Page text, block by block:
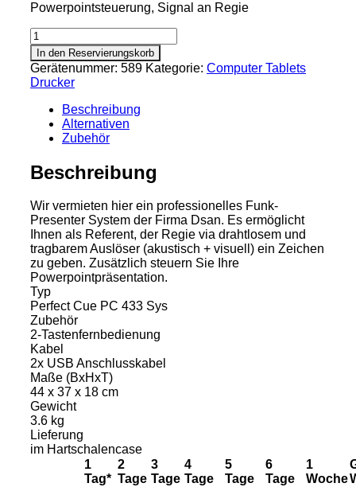
Powerpointsteuerung, Signal an Regie
Funk-
Presenter
System
Perfect
Cue
433
SYS
Menge
In den Reservierungskorb
Gerätenummer: 589 Kategorie: Computer Tablets
Drucker
Beschreibung
Alternativen
Zubehör
Beschreibung
Wir vermieten hier ein professionelles Funk-
Presenter System der Firma Dsan. Es ermöglicht
Ihnen als Referent, der Regie via drahtlosem und
tragbarem Auslöser (akustisch + visuell) ein Zeichen
zu geben. Zusätzlich steuern Sie Ihre
Powerpointpräsentation.
Typ
Perfect Cue PC 433 Sys
Zubehör
2-Tastenfernbedienung
Kabel
2x USB Anschlusskabel
Maße (BxHxT)
44 x 37 x 18 cm
Gewicht
3.6 kg
Lieferung
im Hartschalencase
1
Tag*
2
Tage
3
Tage
4
Tage
5
Tage
6
Tage
1
Woche